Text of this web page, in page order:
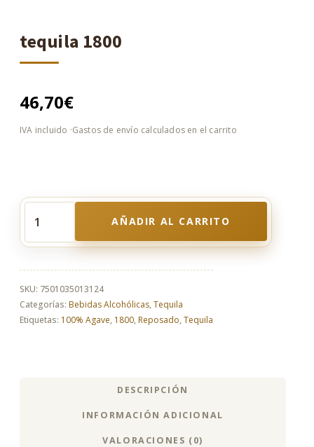
tequila 1800
46,70€
1800
AÑADIR AL CARRITO
SKU: 7501035013124
Categorías: Bebidas Alcohólicas,Tequila
Etiquetas: 100% Agave, 1800, Reposado,Tequila
DESCRIPCIÓN
INFORMACIÓN ADICIONAL
VALORACIONES (0)